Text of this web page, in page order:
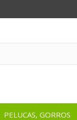
PELUCAS, GORROS